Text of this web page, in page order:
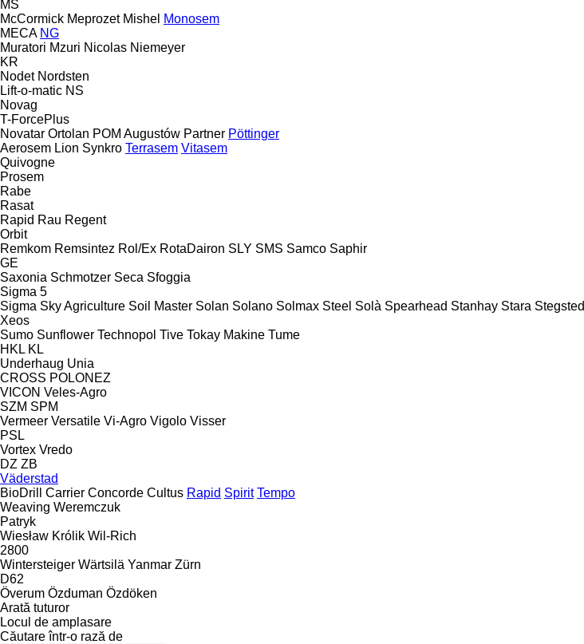
MS
McCormick Meprozet Mishel Monosem
MECA NG
Muratori Mzuri Nicolas Niemeyer
KR
Nodet Nordsten
Lift-o-matic NS
Novag
T-ForcePlus
Novatar Ortolan POM Augustów Partner Pöttinger
Aerosem Lion Synkro Terrasem Vitasem
Quivogne
Prosem
Rabe
Rasat
Rapid Rau Regent
Orbit
Remkom Remsintez Rol/Ex RotaDairon SLY SMS Samco Saphir
GE
Saxonia Schmotzer Seca Sfoggia
Sigma 5
Sigma Sky Agriculture Soil Master Solan Solano Solmax Steel Solà Spearhead Stanhay Stara Stegsted
Xeos
Sumo Sunflower Technopol Tive Tokay Makine Tume
HKL KL
Underhaug Unia
CROSS POLONEZ
VICON Veles-Agro
SZM SPM
Vermeer Versatile Vi-Agro Vigolo Visser
PSL
Vortex Vredo
DZ ZB
Väderstad
BioDrill
Carrier Concorde Cultus Rapid Spirit Tempo
Weaving Weremczuk
Patryk
Wiesław Królik Wil-Rich
2800
Wintersteiger Wärtsilä Yanmar Zürn
D62
Överum Özduman Özdöken
Arată tuturor
Locul de amplasare
Căutare într-o rază de